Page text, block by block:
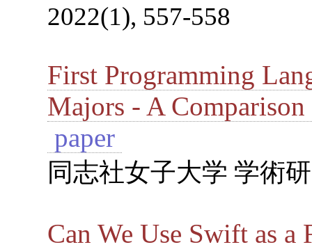
2022(1), 557-558
First Programming
Majors - A
paper
同志社女子大学 学術
Can We Use Swift as a